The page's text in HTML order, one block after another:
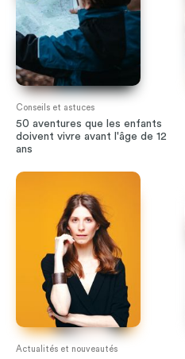
Conseils et astuces
50 aventures que les enfants
doivent vivre avant l'âge de 12
ans
Actualités et nouveautés